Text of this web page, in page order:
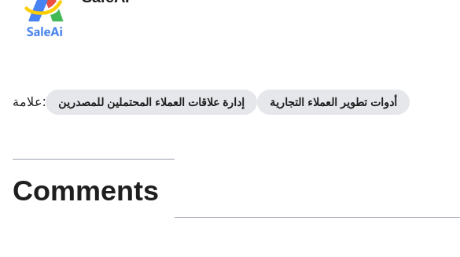
علامة: إدارة علاقات العملاء المحتملين للمصدرين أدوات تطوير العملاء التجارية
Comments